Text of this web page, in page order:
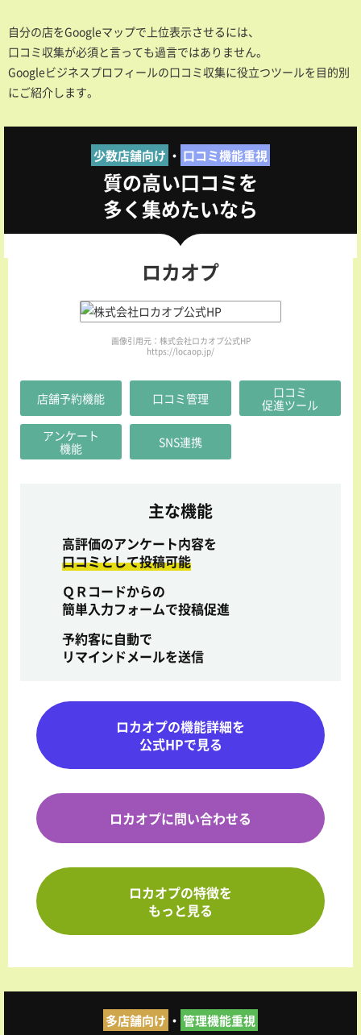
自分の店をGoogleマップで上位表示させるには、
口コミ収集が必須と言っても過言ではありません。
Googleビジネスプロフィールの口コミ収集に役立つツールを目的別
にご紹介します。
少数店舗向け ・ 口コミ機能重視
質の高い口コミを
多く集めたいなら
ロカオプ
画像引用元：株式会社ロカオプ公式HP
https://locaop.jp/
店舗予約機能 口コミ管理
口コミ
促進ツール
アンケート
機能
SNS連携
主な機能
高評価のアンケート内容を
口コミとして投稿可能
ＱＲコードからの
簡単入力フォームで投稿促進
予約客に自動で
リマインドメールを送信
ロカオプの機能詳細を
公式HPで見る
ロカオプに問い合わせる
ロカオプの特徴を
もっと見る
多店舗向け ・ 管理機能重視